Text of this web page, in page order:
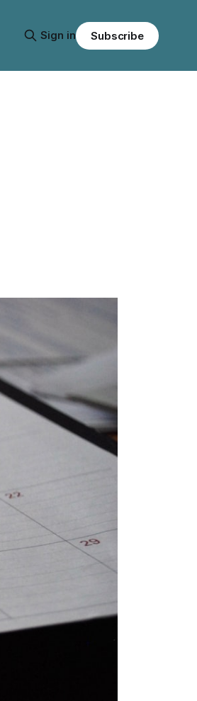
Sign in Subscribe